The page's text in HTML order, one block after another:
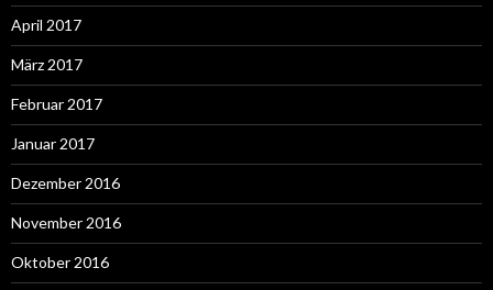
April 2017
März 2017
Februar 2017
Januar 2017
Dezember 2016
November 2016
Oktober 2016